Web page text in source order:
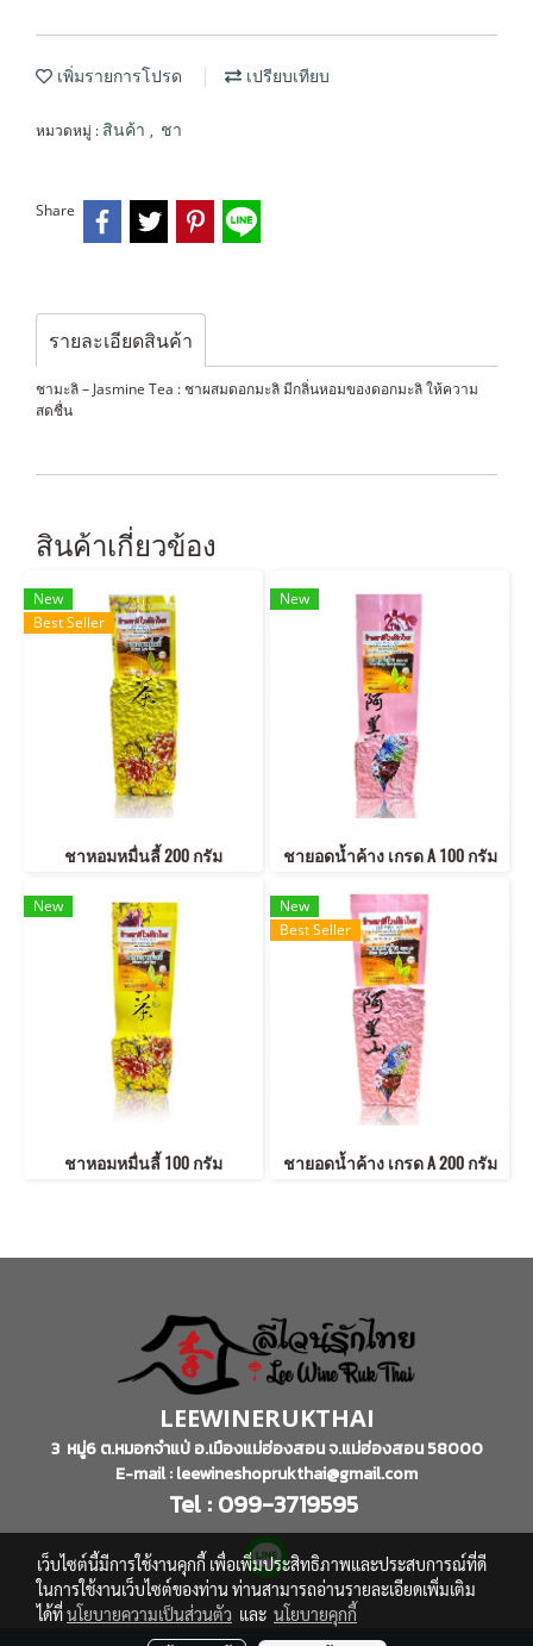
เพิ่มรายการโปรด เปรียบเทียบ
หมวดหมู่ : สินค้า , ชา
Share
รายละเอียดสินค้า
ชามะลิ – Jasmine Tea : ชาผสมดอกมะลิ มีกลิ่นหอมของดอกมะลิ ให้ความ
สดชื่น
สินค้าเกี่ยวข้อง
New
Best Seller
ชาหอมหมื่นลี้ 200 กรัม
New
ชายอดน้ำค้าง เกรด A 100 กรัม
New
ชาหอมหมื่นลี้ 100 กรัม
New
Best Seller
ชายอดน้ำค้าง เกรด A 200 กรัม
LEEWINERUKTHAI
3 หมู่6 ต.หมอกจำแป่ อ.เมืองแม่ฮ่องสอน จ.แม่ฮ่องสอน 58000
E-mail : leewineshoprukthai@gmail.com
Tel : 099-3719595
เว็บไซต์นี้มีการใช้งานคุกกี้ เพื่อเพิ่มประสิทธิภาพและประสบการณ์ที่ดี
ในการใช้งานเว็บไซต์ของท่าน ท่านสามารถอ่านรายละเอียดเพิ่มเติม
ได้ที่นโยบายความเป็นส่วนตัว และ นโยบายคุกกี้